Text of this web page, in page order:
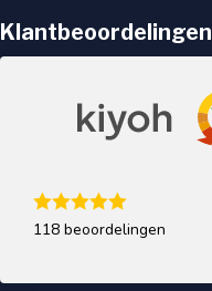
Klantbeoordelingen
118 beoordelingen